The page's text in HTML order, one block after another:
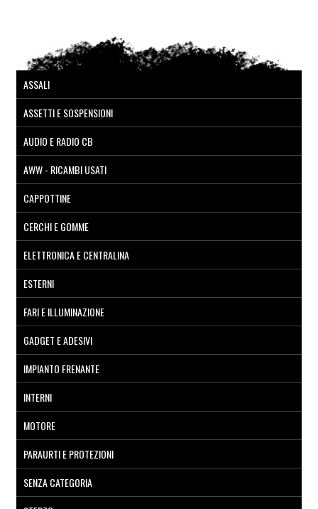
ASSALI
ASSETTI E SOSPENSIONI
AUDIO E RADIO CB
AWW - RICAMBI USATI
CAPPOTTINE
CERCHI E GOMME
ELETTRONICA E CENTRALINA
ESTERNI
FARI E ILLUMINAZIONE
GADGET E ADESIVI
IMPIANTO FRENANTE
INTERNI
MOTORE
PARAURTI E PROTEZIONI
SENZA CATEGORIA